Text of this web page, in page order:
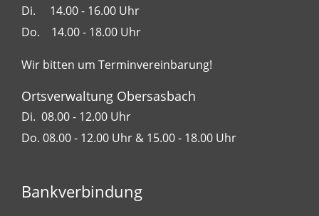
Di. 14.00 - 16.00 Uhr
Do. 14.00 - 18.00 Uhr
Wir bitten um Terminvereinbarung!
Ortsverwaltung Obersasbach
Di. 08.00 - 12.00 Uhr
Do. 08.00 - 12.00 Uhr & 15.00 - 18.00 Uhr
Bankverbindung